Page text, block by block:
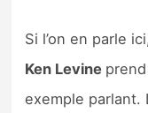
Bons plans
Si l’on en parle
Ken Levine
exemple parlant.